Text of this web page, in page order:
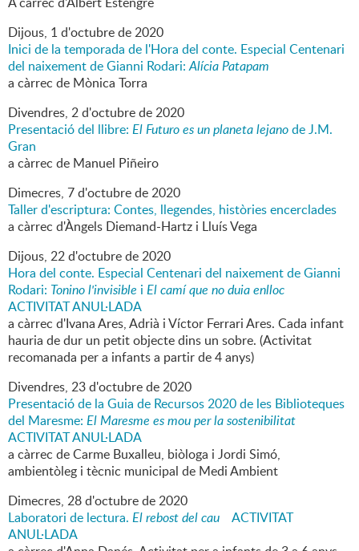
Dijous, 1d'octubrede2020
Inici de la temporada de l'Hora del conte. Especial Centenari
del naixement de Gianni Rodari:Alícia Patapam
a càrrec de Mònica Torra
Divendres, 2d'octubrede2020
Presentació del llibre: El Futuro es un planeta lejanode J.M.
Gran
a càrrec de Manuel Piñeiro
Dimecres, 7d'octubrede2020
Taller d'escriptura: Contes, llegendes, històries encerclades
a càrrec d'Àngels Diemand-Hartz i Lluís Vega
Dijous, 22d'octubrede2020
Hora del conte. Especial Centenari del naixement de Gianni
Rodari: Tonino l'invisible i El camí que no duia enlloc
ACTIVITAT ANUL·LADA
a càrrec d'Ivana Ares, Adrià i Víctor Ferrari Ares. Cada infant
hauria de dur un petit objecte dins un sobre. (Activitat
recomanada per a infants a partir de 4 anys)
Divendres, 23d'octubrede2020
Presentació de la Guia de Recursos 2020 de les Biblioteques
del Maresme: El Maresme es mou per la sostenibilitat
ACTIVITAT ANUL·LADA
a càrrec de Carme Buxalleu, biòloga i Jordi Simó,
ambientòleg i tècnic municipal de Medi Ambient
Dimecres, 28d'octubrede2020
Laboratori de lectura. El rebost del cau
ACTIVITAT
ANUL·LADA